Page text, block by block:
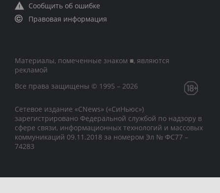
Сообщить об ошибке
Правовая информация
Материалы, помеченные знаком ■, являются
рекламой
Все права защищены © 1995 – 2026
Сетевое издание «CNews» («СиНьюс»)
зарегистрировано Федеральной службой по надзору в
сфере связи, информационных технологий и массовых
коммуникаций 09.11.2018 за номером Эл № ФС77 –
74283